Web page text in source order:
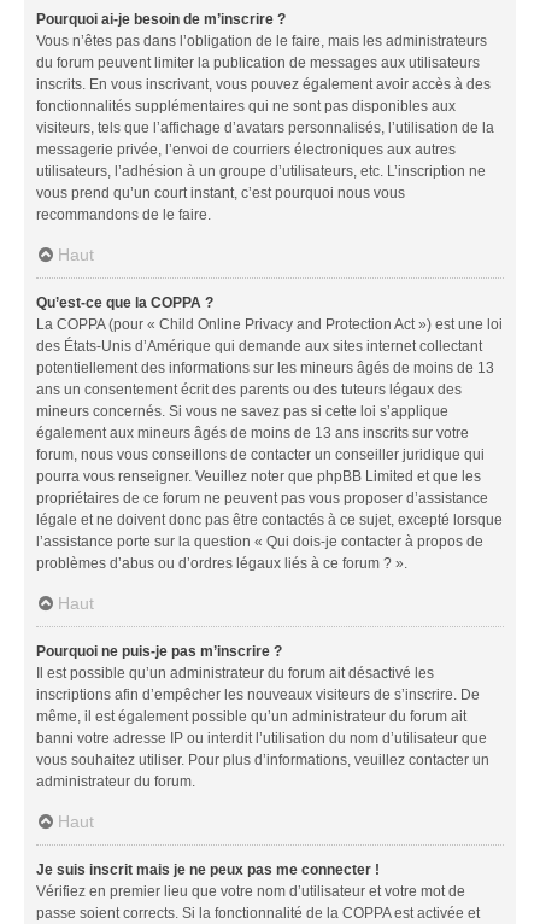
Pourquoi ai-je besoin de m’inscrire ?
Vous n’êtes pas dans l’obligation de le faire, mais les administrateurs
du forum peuvent limiter la publication de messages aux utilisateurs
inscrits. En vous inscrivant, vous pouvez également avoir accès à des
fonctionnalités supplémentaires qui ne sont pas disponibles aux
visiteurs, tels que l’affichage d’avatars personnalisés, l’utilisation de la
messagerie privée, l’envoi de courriers électroniques aux autres
utilisateurs, l’adhésion à un groupe d’utilisateurs, etc. L’inscription ne
vous prend qu’un court instant, c’est pourquoi nous vous
recommandons de le faire.
Haut
Qu’est-ce que la COPPA ?
La COPPA (pour « Child Online Privacy and Protection Act ») est une loi
des États-Unis d’Amérique qui demande aux sites internet collectant
potentiellement des informations sur les mineurs âgés de moins de 13
ans un consentement écrit des parents ou des tuteurs légaux des
mineurs concernés. Si vous ne savez pas si cette loi s’applique
également aux mineurs âgés de moins de 13 ans inscrits sur votre
forum, nous vous conseillons de contacter un conseiller juridique qui
pourra vous renseigner. Veuillez noter que phpBB Limited et que les
propriétaires de ce forum ne peuvent pas vous proposer d’assistance
légale et ne doivent donc pas être contactés à ce sujet, excepté lorsque
l’assistance porte sur la question « Qui dois-je contacter à propos de
problèmes d’abus ou d’ordres légaux liés à ce forum ? ».
Haut
Pourquoi ne puis-je pas m’inscrire ?
Il est possible qu’un administrateur du forum ait désactivé les
inscriptions afin d’empêcher les nouveaux visiteurs de s’inscrire. De
même, il est également possible qu’un administrateur du forum ait
banni votre adresse IP ou interdit l’utilisation du nom d’utilisateur que
vous souhaitez utiliser. Pour plus d’informations, veuillez contacter un
administrateur du forum.
Haut
Je suis inscrit mais je ne peux pas me connecter !
Vérifiez en premier lieu que votre nom d’utilisateur et votre mot de
passe soient corrects. Si la fonctionnalité de la COPPA est activée et